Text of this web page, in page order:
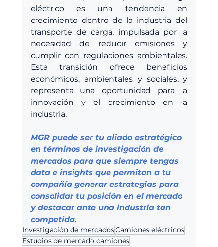
eléctrico es una tendencia en
crecimiento dentro de la industria del
transporte de carga, impulsada por la
necesidad de reducir emisiones y
cumplir con regulaciones ambientales.
Esta transición ofrece beneficios
económicos, ambientales y sociales, y
representa una oportunidad para la
innovación y el crecimiento en la
industria.
MGR puede ser tu aliado estratégico
en términos de investigación de
mercados para que siempre tengas
data e insights que permitan a tu
compañía generar estrategias para
consolidar tu posición en el mercado
y destacar ante una industria tan
competida.
Investigación de mercadosCamiones eléctricos
Estudios de mercado camiones